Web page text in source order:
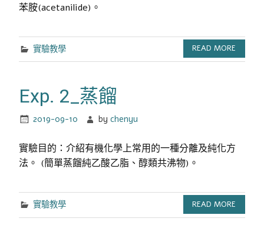
苯胺(acetanilide)。
實驗教學 READ MORE
Exp. 2_蒸餾
2019-09-10 bychenyu
實驗目的：介紹有機化學上常用的一種分離及純化方
法。 (簡單蒸餾純乙酸乙脂、醇類共沸物)。
實驗教學 READ MORE